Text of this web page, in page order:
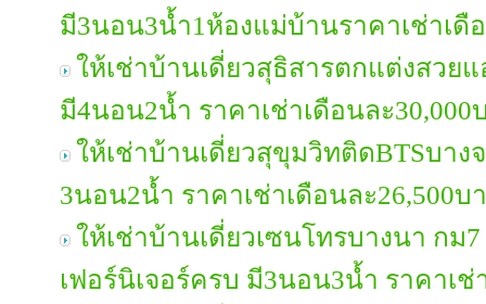
มี3นอน3น้ำ1ห้องแม่บ้านราคาเช่าเดื
ให้เช่าบ้านเดี่ยวสุธิสารตกแต่งสวยแ
มี4นอน2น้ำ ราคาเช่าเดือนละ30,000
ให้เช่าบ้านเดี่ยวสุขุมวิทติดBTSบาง
3นอน2น้ำ ราคาเช่าเดือนละ26,500บ
ให้เช่าบ้านเดี่ยวเซนโทรบางนา กม
เฟอร์นิเจอร์ครบ มี3นอน3น้ำ ราคาเช่